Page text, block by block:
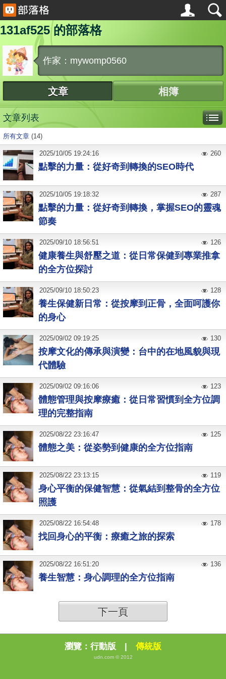
131af525 的部落格
作家：mywomp0560
文章 相簿
文章列表
所有文章 (14)
點擊的力量：從好奇到轉換的SEO時代
2025/10/05 19:24:16 260
點擊的力量：從好奇到轉換，掌握SEO的靈魂
節奏
2025/10/05 19:18:32 287
健康養生與舒壓之道：從日常保健到專業推拿
的全方位探討
2025/09/10 18:56:51 126
養生保健新日常：從按摩到正骨，全面呵護你
的身心
2025/09/10 18:50:23 128
按摩文化的傳承與演變：台中的在地風貌與現
代體驗
2025/09/02 09:19:25 130
體態管理與按摩療癒：從日常習慣到全方位調
理的完整指南
2025/09/02 09:16:06 123
體態之美：從姿勢到健康的全方位指南
2025/08/22 23:16:47 125
身心平衡的保健智慧：從氣結到整骨的全方位
照護
2025/08/22 23:13:15 119
找回身心的平衡：療癒之旅的探索
2025/08/22 16:54:48 178
養生智慧：身心調理的全方位指南
2025/08/22 16:51:20 136
下一頁
瀏覽： 行動版 | 傳統版
udn.com © 2012